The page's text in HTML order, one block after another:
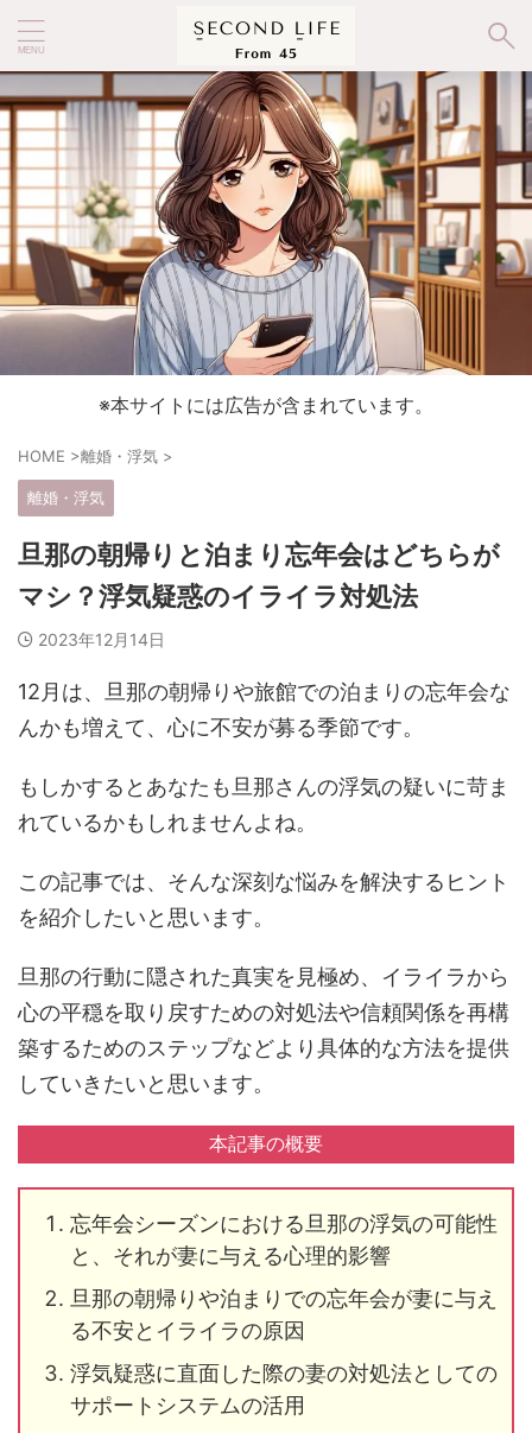
※本サイトには広告が含まれています。
HOME >離婚・浮気 >
離婚・浮気
旦那の朝帰りと泊まり忘年会はどちらが
マシ？浮気疑惑のイライラ対処法
2023年12月14日
12月は、旦那の朝帰りや旅館での泊まりの忘年会な
んかも増えて、心に不安が募る季節です。
もしかするとあなたも旦那さんの浮気の疑いに苛ま
れているかもしれませんよね。
この記事では、そんな深刻な悩みを解決するヒント
を紹介したいと思います。
旦那の行動に隠された真実を見極め、イライラから
心の平穏を取り戻すための対処法や信頼関係を再構
築するためのステップなどより具体的な方法を提供
していきたいと思います。
本記事の概要
忘年会シーズンにおける旦那の浮気の可能性
と、それが妻に与える心理的影響
旦那の朝帰りや泊まりでの忘年会が妻に与え
る不安とイライラの原因
浮気疑惑に直面した際の妻の対処法としての
サポートシステムの活用